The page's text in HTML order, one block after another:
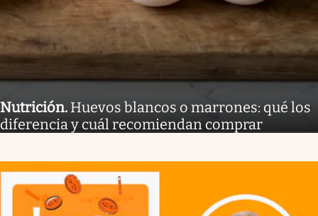
Nutrición. Huevos blancos o marrones: qué los
diferencia y cuál recomiendan comprar